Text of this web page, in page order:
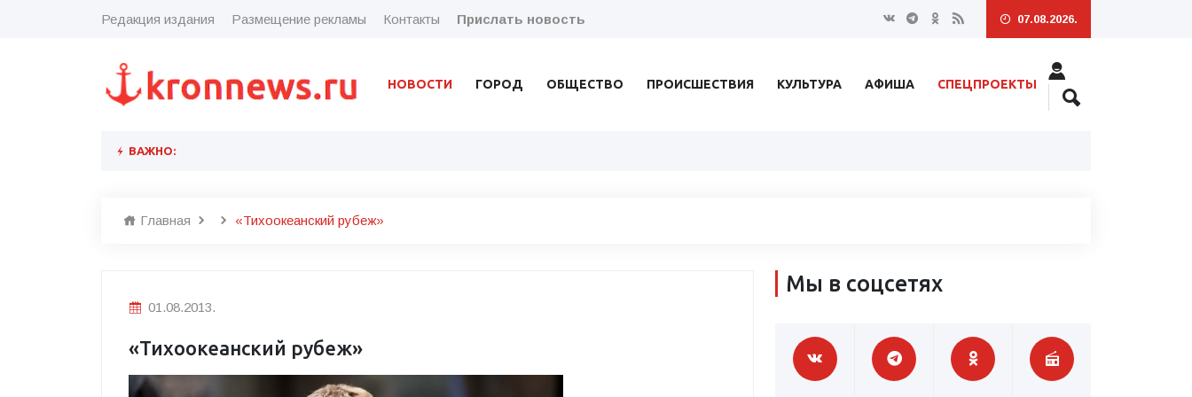
Редакция издания Размещение рекламы Контакты Прислать новость 07.08.2026.
НОВОСТИ ГОРОД ОБЩЕСТВО ПРОИСШЕСТВИЯ КУЛЬТУРА АФИША СПЕЦПРОЕКТЫ
ВАЖНО:
Главная «Тихоокеанский рубеж»
01.08.2013.
«Тихоокеанский рубеж»
Мы в соцсетях